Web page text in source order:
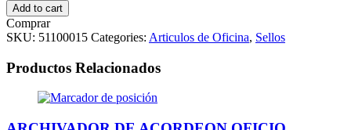
Add to cart
Comprar
SKU: 51100015 Categories: Articulos de Oficina, Sellos
Productos Relacionados